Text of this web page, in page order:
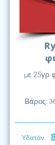
με 25γρ
Βάρος:
Υδατάν.